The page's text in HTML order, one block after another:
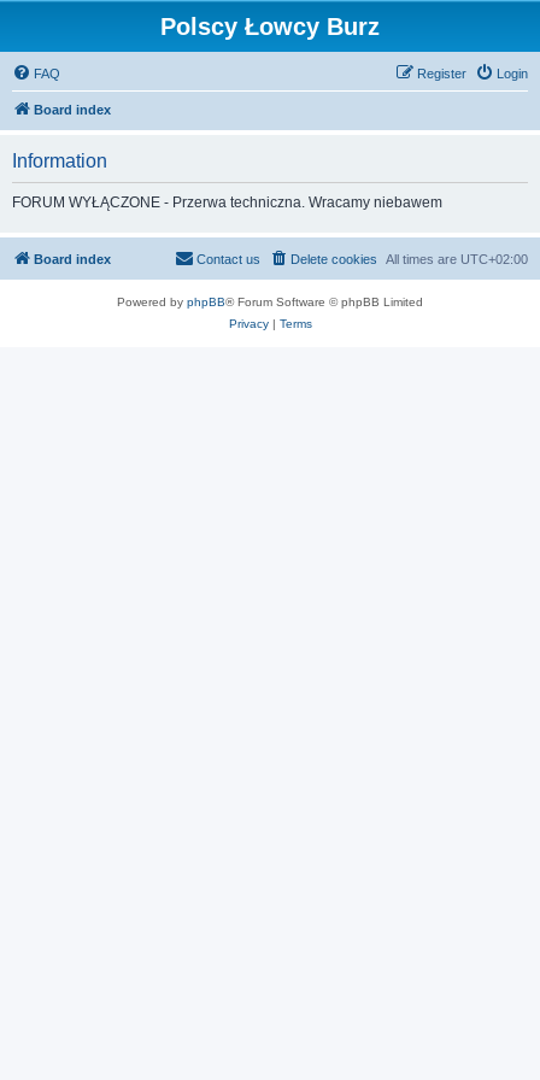
Polscy Łowcy Burz
FAQ Login
Register
Board index
Information
FORUM WYŁĄCZONE - Przerwa techniczna. Wracamy niebawem
Board index All times are UTC+02:00
Delete cookies
Contact us
Powered by phpBB® Forum Software © phpBB Limited
Privacy| Terms